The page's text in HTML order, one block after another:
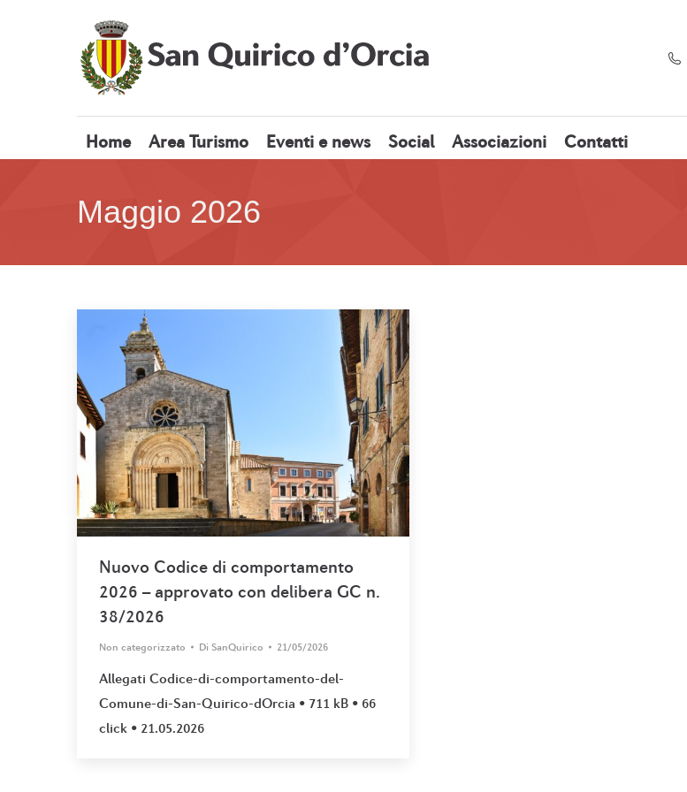
Home Area Turismo Eventi e news Social Associazioni Contatti
Maggio 2026
Nuovo Codice di comportamento
2026 – approvato con delibera GC n.
38/2026
Non categorizzato Di SanQuirico 21/05/2026
Allegati Codice-di-comportamento-del-
Comune-di-San-Quirico-dOrcia • 711 kB • 66
click • 21.05.2026